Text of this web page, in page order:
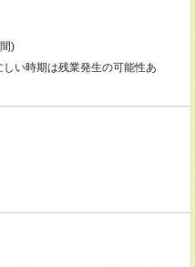
)
い時期は残業発生の可能性あ